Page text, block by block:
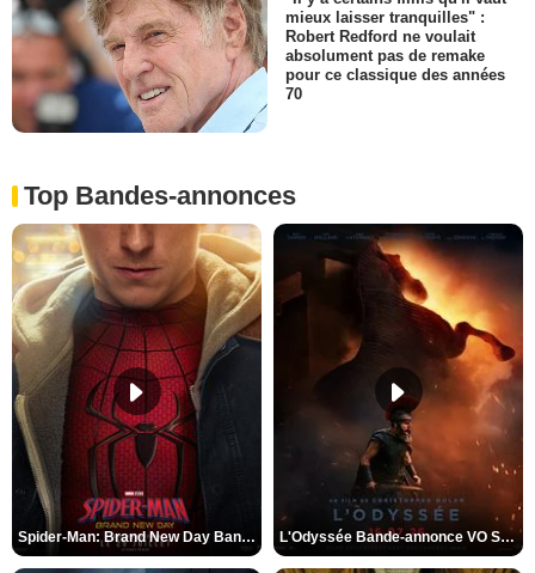
mieux laisser tranquilles" :
Robert Redford ne voulait
absolument pas de remake
pour ce classique des années
70
Top Bandes-annonces
Spider-Man: Brand New Day Bande-annonce VO STFR L'Odyssée Bande-annonce VO STFR